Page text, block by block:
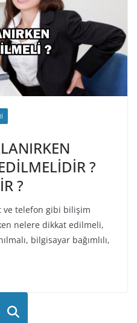
?
?
ve telefon gibi bilişim
nelere dikkat edilmeli,
bilgisayar bağımlılı,